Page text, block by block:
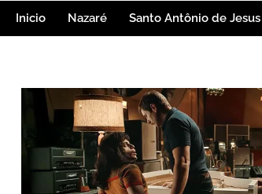
Inicio Nazaré Santo Antônio de Jesus